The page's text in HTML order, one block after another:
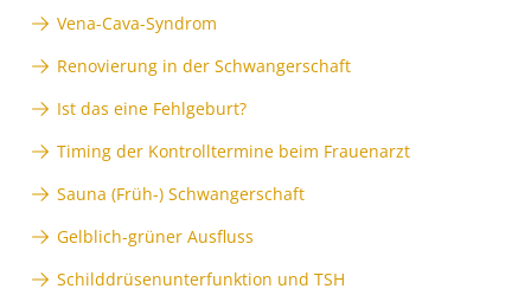
Vena-Cava-Syndrom
Renovierung in der Schwangerschaft
Ist das eine Fehlgeburt?
Timing der Kontrolltermine beim Frauenarzt
Sauna (Früh-) Schwangerschaft
Gelblich-grüner Ausfluss
Schilddrüsenunterfunktion und TSH